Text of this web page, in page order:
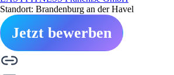
Standort: Brandenburg an der Havel
Jetzt bewerben